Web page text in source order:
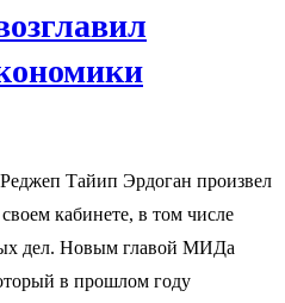
Тайип Эрдоган произвел
кабинете, в том числе
дел. Новым главой МИДа
в прошлом году